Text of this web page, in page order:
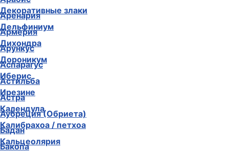
Аренария
Армерия
Арункус
Аспарагус
Астильба
Астра
Аубреция (Обриета)
Бадан
Бакопа
Декоративные злаки
Дельфиниум
Дихондра
Дороникум
Иберис
Ирезине
Календула
Калибрахоа / петхоа
Кальцеолярия